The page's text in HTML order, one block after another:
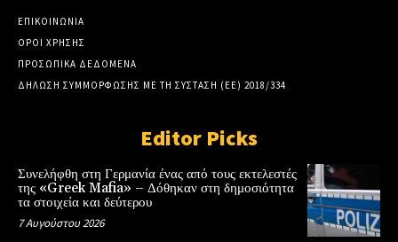
ΕΠΙΚΟΙΝΩΝΙΑ
ΟΡΟΙ ΧΡΗΣΗΣ
ΠΡΟΣΩΠΙΚΑ ΔΕΔΟΜΕΝΑ
ΔΗΛΩΣΗ ΣΥΜΜΟΡΦΩΣΗΣ ΜΕ ΤΗ ΣΥΣΤΑΣΗ (ΕΕ) 2018/334
Editor Picks
Συνελήφθη στη Γερμανία ένας από τους εκτελεστές
της «Greek Mafia» – Δόθηκαν στη δημοσιότητα
τα στοιχεία και δεύτερου
7 Αυγούστου 2026